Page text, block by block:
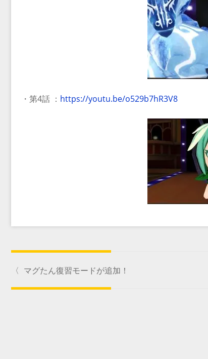
・第4話 ： https://youtu.be/o529b7hR3V8
〈 マグたん復習モードが追加！